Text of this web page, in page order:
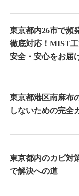
東京都内26市で頻
徹底対応！MIST
安全・安心をお届
東京都港区南麻布
しないための完全
東京都内のカビ対
で解決への道